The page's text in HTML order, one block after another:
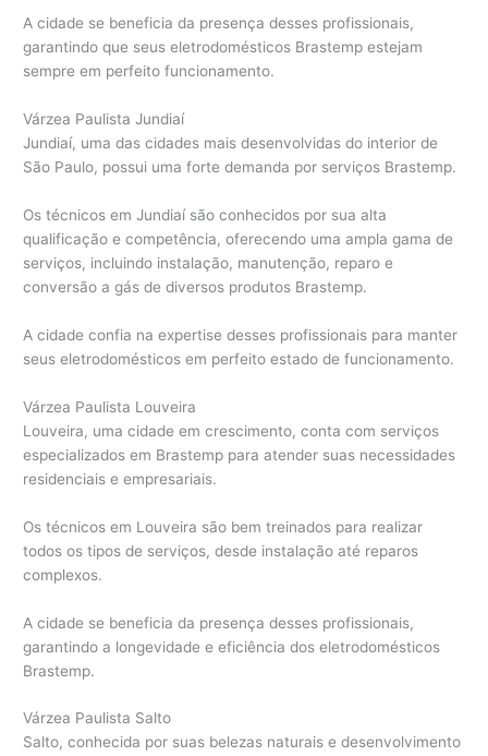
A cidade se beneficia da presença desses profissionais,
garantindo que seus eletrodomésticos Brastemp estejam
sempre em perfeito funcionamento.
Várzea Paulista Jundiaí
Jundiaí, uma das cidades mais desenvolvidas do interior de
São Paulo, possui uma forte demanda por serviços Brastemp.
Os técnicos em Jundiaí são conhecidos por sua alta
qualificação e competência, oferecendo uma ampla gama de
serviços, incluindo instalação, manutenção, reparo e
conversão a gás de diversos produtos Brastemp.
A cidade confia na expertise desses profissionais para manter
seus eletrodomésticos em perfeito estado de funcionamento.
Várzea Paulista Louveira
Louveira, uma cidade em crescimento, conta com serviços
especializados em Brastemp para atender suas necessidades
residenciais e empresariais.
Os técnicos em Louveira são bem treinados para realizar
todos os tipos de serviços, desde instalação até reparos
complexos.
A cidade se beneficia da presença desses profissionais,
garantindo a longevidade e eficiência dos eletrodomésticos
Brastemp.
Várzea Paulista Salto
Salto, conhecida por suas belezas naturais e desenvolvimento